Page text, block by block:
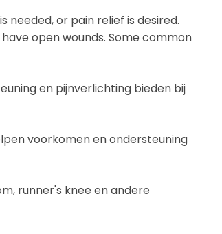
or pain relief is desired.
open wounds. Some common
en pijnverlichting bieden bij
voorkomen en ondersteuning
runner's knee en andere